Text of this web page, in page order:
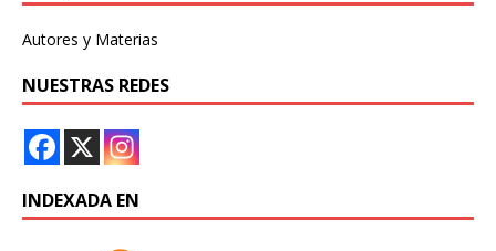
Autores y Materias
NUESTRAS REDES
INDEXADA EN